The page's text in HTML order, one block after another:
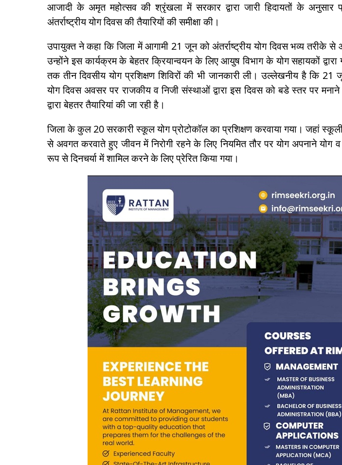
आजादी के अमृत महोत्सव की श्रृंखला में सरकार द्वारा जारी हिदायतों के अनुसार
अंतर्राष्ट्रीय योग दिवस की तैयारियों की समीक्षा की।
उपायुक्त ने कहा कि जिला में आगामी 21 जून को अंतर्राष्ट्रीय योग दिवस भव्य तरीके से
उन्होंने इस कार्यक्रम के बेहतर क्रियान्वयन के लिए आयुष विभाग के योग सहायकों
तक तीन दिवसीय योग प्रशिक्षण शिविरों की भी जानकारी ली। उल्लेखनीय है कि 21
योग दिवस अवसर पर राजकीय व निजी संस्थाओं द्वारा इस दिवस को बडे स्तर पर
द्वारा बेहतर तैयारियां की जा रही है।
जिला के कुल 20 सरकारी स्कूल योग प्रोटोकॉल का प्रशिक्षण करवाया गया। जहां
से अवगत करवाते हुए जीवन में निरोगी रहने के लिए नियमित तौर पर योग अपनाने योग व
रूप से दिनचर्या में शामिल करने के लिए प्रेरित किया गया।